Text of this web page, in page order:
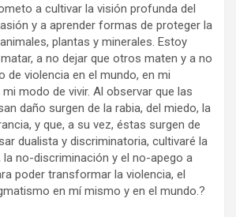
a cultivar la visión profunda del
y a aprender formas de proteger la
plantas y minerales. Estoy
a no dejar que otros maten y a no
de violencia en el mundo, en mi
modo de vivir. Al observar que las
daño surgen de la rabia, del miedo, la
y que, a su vez, éstas surgen de
dualista y discriminatoria, cultivaré la
la no-discriminación y el no-apego a
poder transformar la violencia, el
en mí mismo y en el mundo.?